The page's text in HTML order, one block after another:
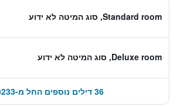
Standard room, סוג המיטה לא ידוע
Deluxe room, סוג המיטה לא ידוע
36 דילים נוספים החל מ-₪233